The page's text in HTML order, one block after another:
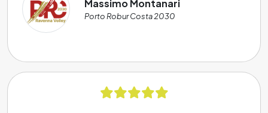
Massimo Montanari
Porto Robur Costa 2030